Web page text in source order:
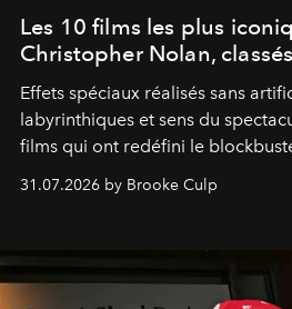
Les 10 films les plus
Christopher Nolan, classés
Effets spéciaux réalisés sans
labyrinthiques et sens du
films qui ont redéfini le
31.07.2026 by Brooke Culp